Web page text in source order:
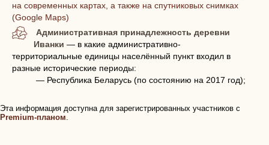
на современных картах, а также на спутниковых снимках
(Google Maps)
Административная принадлежность деревни
Иванки — в какие административно-
территориальные единицы населённый пункт входил в
разные исторические периоды:
— Республика Беларусь (по состоянию на 2017 год);
Эта информация доступна для зарегистрированных участников с
Premium-планом.